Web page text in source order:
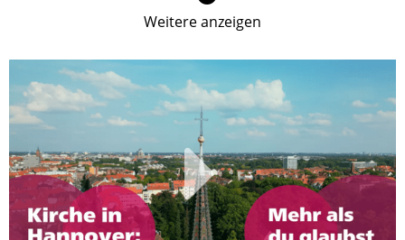
Weitere anzeigen